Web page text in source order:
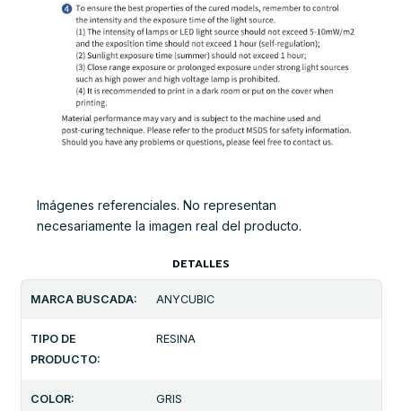
Imágenes referenciales. No representan
necesariamente la imagen real del producto.
DETALLES
MARCA BUSCADA: ANYCUBIC
TIPO DE
PRODUCTO:
RESINA
COLOR: GRIS